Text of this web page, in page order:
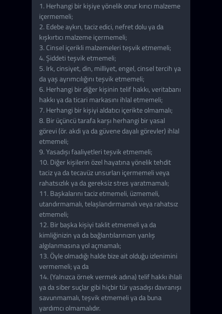
1. Herhangi bir kişiye yönelik onur kırıcı malzeme
içermemeli;
2. Edebe aykırı, taciz edici, nefret dolu ya da
kışkırtıcı malzeme içermemeli;
3. Cinsel içerikli malzemeleri teşvik etmemeli;
4. Şiddeti teşvik etmemeli;
5. Irk, cinsiyet, din, milliyet, engel, cinsel tercih ya
da yaş ayrımcılığını teşvik etmemeli;
6. Herhangi bir diğer kişinin telif hakkı, veritabanı
hakkı ya da ticari markasını ihlal etmemeli;
7. Herhangi bir kişiyi aldatıcı içerikte olmamalı;
8. Bir üçüncü tarafa karşı herhangi bir yasal
görevi (ör. akdi ya da güvene dayalı görevler) ihlal
etmemeli;
9. Yasadışı faaliyetleri teşvik etmemeli;
10. Diğer kişilerin özel hayatına yönelik tehdit
taciz ya da tecavüz unsurları içermemeli veya
rahatsızlık ya da gereksiz stres yaratmamalı;
11. Başkalarını taciz etmemeli, üzmemeli,
utandırmamalı, telaşlandırmamalı veya rahatsız
etmemeli;
12. Bir başka kişiyi taklit etmemeli ya da
kimliğinizin ya da bağlantılarınızın yanlış
algılanmasına yol açmamalı;
13. Öyle olmadığı halde bize ait olduğu izlenimini
vermemeli; ya da
14. (Yalnızca örnek vermek adına) telif hakkı ihlali
ya da siber suçlar gibi hiçbir tür yasadışı davranışı
savunmamalı, teşvik etmemeli ya da buna
yardımcı olmamalıdır.